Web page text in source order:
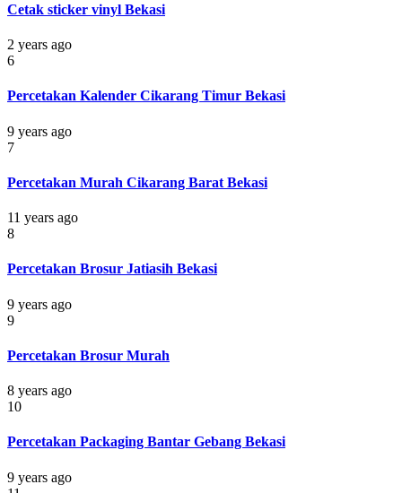
Cetak sticker vinyl Bekasi
2 years ago
6
Percetakan Kalender Cikarang Timur Bekasi
9 years ago
7
Percetakan Murah Cikarang Barat Bekasi
11 years ago
8
Percetakan Brosur Jatiasih Bekasi
9 years ago
9
Percetakan Brosur Murah
8 years ago
10
Percetakan Packaging Bantar Gebang Bekasi
9 years ago